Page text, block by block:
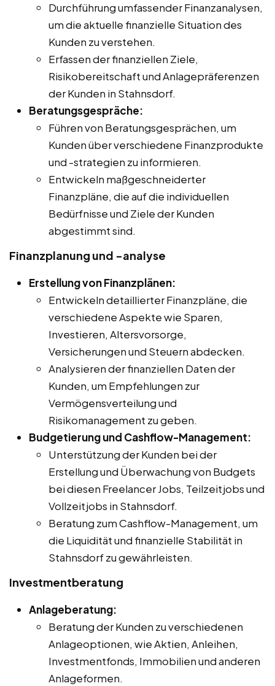
Durchführung umfassender Finanzanalysen,
um die aktuelle finanzielle Situation des
Kunden zu verstehen.
Erfassen der finanziellen Ziele,
Risikobereitschaft und Anlagepräferenzen
der Kunden in Stahnsdorf.
Beratungsgespräche:
Führen von Beratungsgesprächen, um
Kunden über verschiedene Finanzprodukte
und -strategien zu informieren.
Entwickeln maßgeschneiderter
Finanzpläne, die auf die individuellen
Bedürfnisse und Ziele der Kunden
abgestimmt sind.
Finanzplanung und -analyse
Erstellung von Finanzplänen:
Entwickeln detaillierter Finanzpläne, die
verschiedene Aspekte wie Sparen,
Investieren, Altersvorsorge,
Versicherungen und Steuern abdecken.
Analysieren der finanziellen Daten der
Kunden, um Empfehlungen zur
Vermögensverteilung und
Risikomanagement zu geben.
Budgetierung und Cashflow-Management:
Unterstützung der Kunden bei der
Erstellung und Überwachung von Budgets
bei diesen Freelancer Jobs, Teilzeitjobs und
Vollzeitjobs in Stahnsdorf.
Beratung zum Cashflow-Management, um
die Liquidität und finanzielle Stabilität in
Stahnsdorf zu gewährleisten.
Investmentberatung
Anlageberatung:
Beratung der Kunden zu verschiedenen
Anlageoptionen, wie Aktien, Anleihen,
Investmentfonds, Immobilien und anderen
Anlageformen.